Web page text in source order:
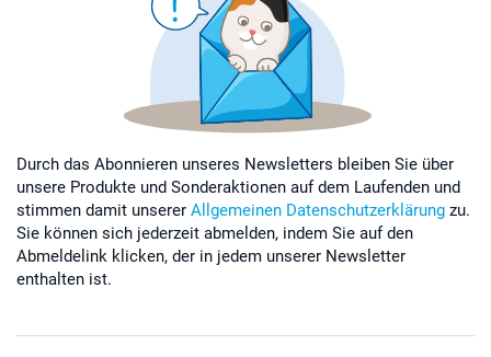
Durch das Abonnieren unseres Newsletters bleiben Sie über
unsere Produkte und Sonderaktionen auf dem Laufenden und
stimmen damit unserer Allgemeinen Datenschutzerklärung zu.
Sie können sich jederzeit abmelden, indem Sie auf den
Abmeldelink klicken, der in jedem unserer Newsletter
enthalten ist.